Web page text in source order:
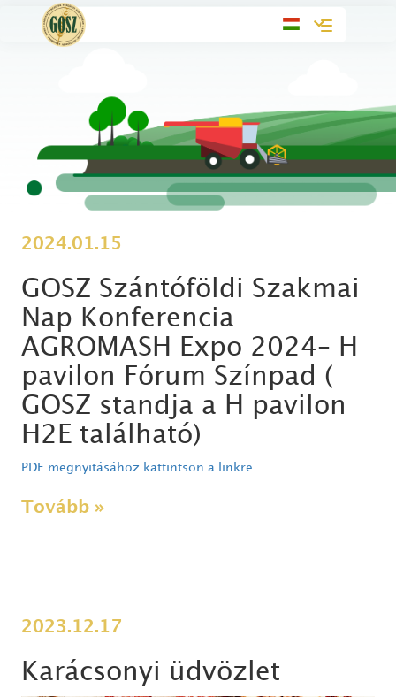
Toggle
2024.01.15
GOSZ Szántóföldi Szakmai
Nap Konferencia
AGROMASH Expo 2024– H
pavilon Fórum Színpad (
GOSZ standja a H pavilon
H2E található)
PDF megnyitásához kattintson a linkre
Tovább »
2023.12.17
Karácsonyi üdvözlet